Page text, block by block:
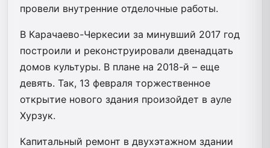
провели внутренние отделочные работы.
В Карачаево-Черкесии за минувший 2017 год
построили и реконструировали двенадцать
домов культуры. В плане на 2018-й – еще
девять. Так, 13 февраля торжественное
открытие нового здания произойдет в ауле
Хурзук.
Капитальный ремонт в двухэтажном здании